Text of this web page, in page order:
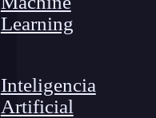
Learning
Inteligencia
Artificial